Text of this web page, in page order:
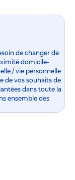
de changer de
domicile-
/ vie personnelle
de vos souhaits de
dans toute la
ensemble des